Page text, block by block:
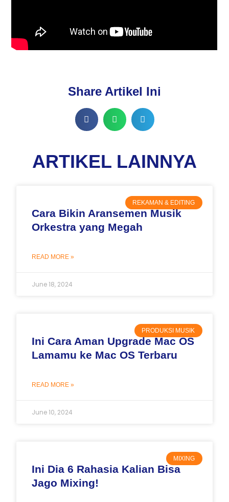
Share Artikel Ini
ARTIKEL LAINNYA
REKAMAN & EDITING
Cara Bikin Aransemen Musik
Orkestra yang Megah
READ MORE »
June 18, 2024
PRODUKSI MUSIK
Ini Cara Aman Upgrade Mac OS
Lamamu ke Mac OS Terbaru
READ MORE »
June 10, 2024
MIXING
Ini Dia 6 Rahasia Kalian Bisa
Jago Mixing!